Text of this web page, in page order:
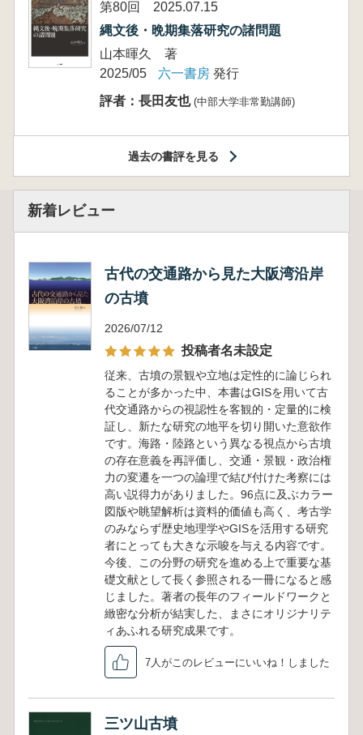
第80回 2025.07.15
縄文後・晩期集落研究の諸問題
山本暉久 著
2025/05
六一書房 発行
評者：長田友也 (中部大学非常勤講師)
過去の書評を見る
新着レビュー
古代の交通路から見た大阪湾沿岸
の古墳
2026/07/12
投稿者名未設定
従来、古墳の景観や立地は定性的に論じられ
ることが多かった中、本書はGISを用いて古
代交通路からの視認性を客観的・定量的に検
証し、新たな研究の地平を切り開いた意欲作
です。海路・陸路という異なる視点から古墳
の存在意義を再評価し、交通・景観・政治権
力の変遷を一つの論理で結び付けた考察には
高い説得力がありました。96点に及ぶカラー
図版や眺望解析は資料的価値も高く、考古学
のみならず歴史地理学やGISを活用する研究
者にとっても大きな示唆を与える内容です。
今後、この分野の研究を進める上で重要な基
礎文献として長く参照される一冊になると感
じました。著者の長年のフィールドワークと
緻密な分析が結実した、まさにオリジナリテ
ィあふれる研究成果です。
7人がこのレビューにいいね！しました
三ツ山古墳